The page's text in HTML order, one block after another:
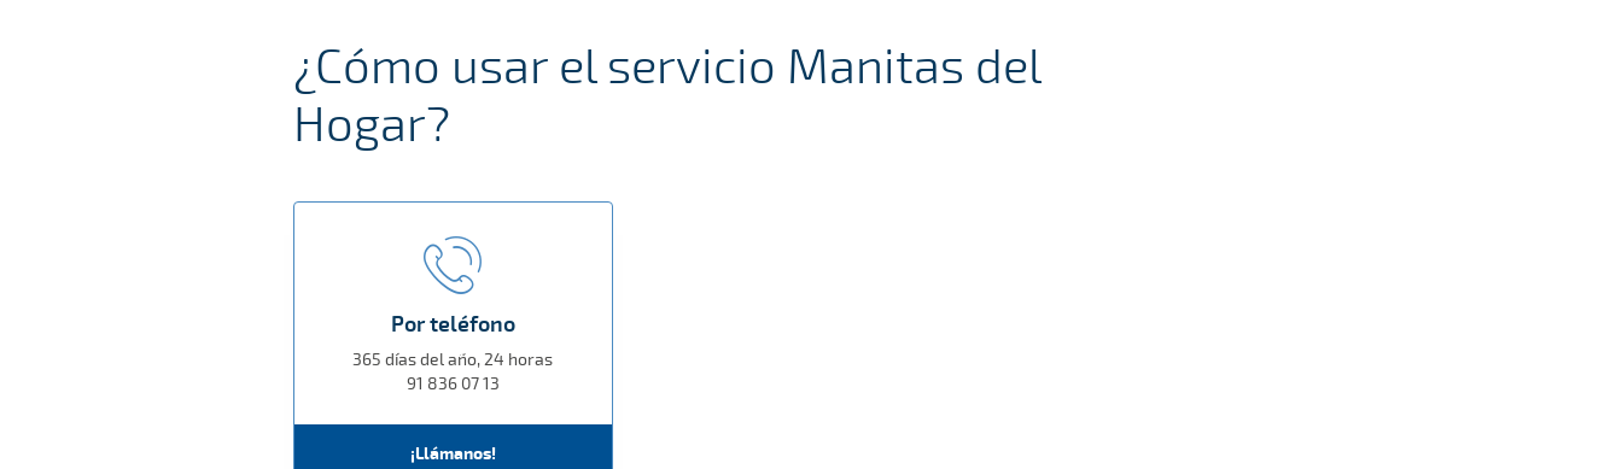
¿Cómo usar el servicio Manitas del
Hogar?
Por teléfono
365 días del año, 24 horas
91 836 07 13
¡Llámanos!